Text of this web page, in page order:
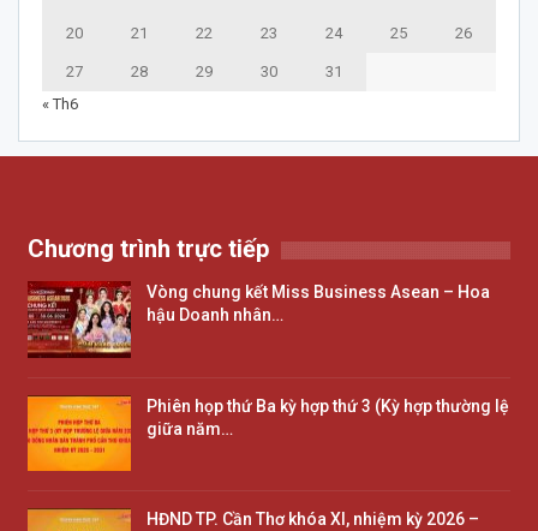
20 21 22 23 24 25 26
27 28 29 30
31
« Th6
Chương trình trực tiếp
Vòng chung kết Miss Business Asean – Hoa
hậu Doanh nhân…
Phiên họp thứ Ba kỳ hợp thứ 3 (Kỳ hợp thường lệ
giữa năm…
HĐND TP. Cần Thơ khóa XI, nhiệm kỳ 2026 –